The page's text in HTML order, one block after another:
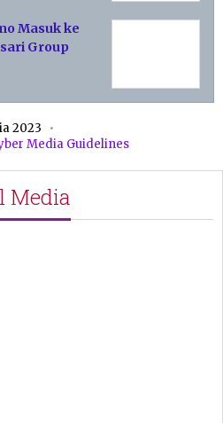
Masuk ke
Group
2023
Media Guidelines
Media